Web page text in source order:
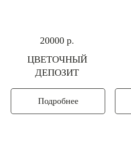
20000 р.
ЦВЕТОЧНЫЙ
ДЕПОЗИТ
Подробнее